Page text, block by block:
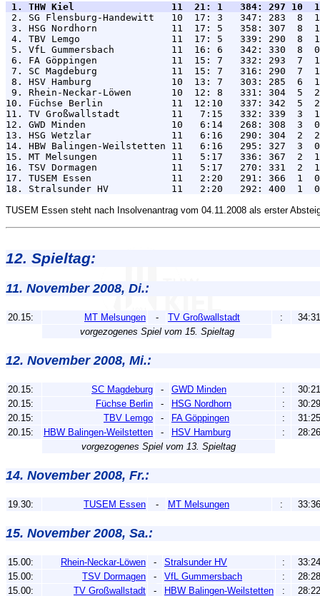
1. THW Kiel                 11  21: 1   384: 297 10
2. SG Flensburg-Handewitt   10  17: 3   347: 283  8
3. HSG Nordhorn             11  17: 5   358: 307  8
4. TBV Lemgo                11  17: 5   339: 290  8
5. VfL Gummersbach          11  16: 6   342: 330  8
6. FA Göppingen             11  15: 7   332: 293  7
7. SC Magdeburg             11  15: 7   316: 290  7
8. HSV Hamburg              10  13: 7   303: 285  6
9. Rhein-Neckar-Löwen       10  12: 8   331: 304  5
10. Füchse Berlin            11  12:10   337: 342  5
11. TV Großwallstadt         11   7:15   332: 339  3
12. GWD Minden               10   6:14   268: 308  3
13. HSG Wetzlar              11   6:16   290: 304  2
14. HBW Balingen-Weilstetten 11   6:16   295: 327  3
15. MT Melsungen             11   5:17   336: 367  2
16. TSV Dormagen             11   5:17   270: 331  2
17. TUSEM Essen              11   2:20   291: 366  1
TUSEM Essen steht nach Insolvenantrag vom 04.11.2008 als erster
12. Spieltag:
11. November 2008, Di.:
20.15: MT Melsungen - TV Großwallstadt :
34:31
vorgezogenes Spiel vom 15. Spieltag
12. November 2008, Mi.:
20.15: SC Magdeburg - GWD Minden :
30:21
20.15:
Füchse Berlin - HSG Nordhorn :
30:29
20.15:
TBV Lemgo - FA Göppingen :
31:25
20.15:
HBW Balingen-Weilstetten - HSV Hamburg :
28:26
vorgezogenes Spiel vom 13. Spieltag
14. November 2008, Fr.:
19.30: TUSEM Essen - MT Melsungen : 33:36
15. November 2008, Sa.:
15.00: Rhein-Neckar-Löwen - Stralsunder HV :
33:24
15.00:
TSV Dormagen - VfL Gummersbach :
28:28
15.00:
TV Großwallstadt - HBW Balingen-Weilstetten : 28:22